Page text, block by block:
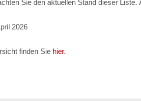
Sie den aktuellen Stand dieser Liste.
2026
finden Sie hier.